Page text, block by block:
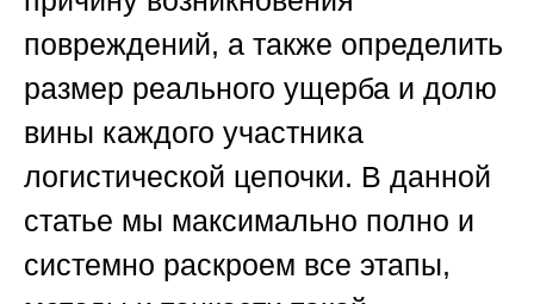
повреждений, а также определить
размер реального ущерба и долю
вины каждого участника
логистической цепочки. В данной
статье мы максимально полно и
системно раскроем все этапы,